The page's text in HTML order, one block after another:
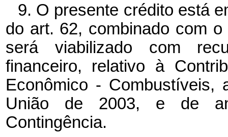
9. O presente crédito está
do art. 62, combinado com
será viabilizado com
financeiro, relativo à
Econômico - Combustíveis,
União de 2003, e de
Contingência.